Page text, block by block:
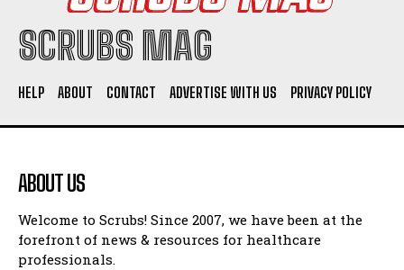
SCRUBS MAG
HELP ABOUT CONTACT ADVERTISE WITH US PRIVACY POLICY
ABOUT US
Welcome to Scrubs! Since 2007, we have been at the
forefront of news & resources for healthcare
professionals.